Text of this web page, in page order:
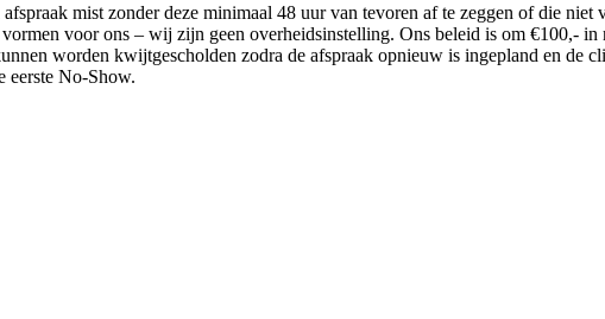
mist zonder deze minimaal 48 uur van tevoren af ​​te zeggen of die
voor ons – wij zijn geen overheidsinstelling. Ons beleid is om €100,-
worden kwijtgescholden zodra de afspraak opnieuw is ingepland en de
eerste No-Show.